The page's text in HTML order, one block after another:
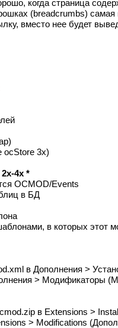
когда страница
(breadcrumbs) самая
вместо нее будет
ocStore 3x)
4х *
OCMOD/Events
в БД
в которых этот
в Дополнения >
> Модификаторы
в Extensions >
> Modifications